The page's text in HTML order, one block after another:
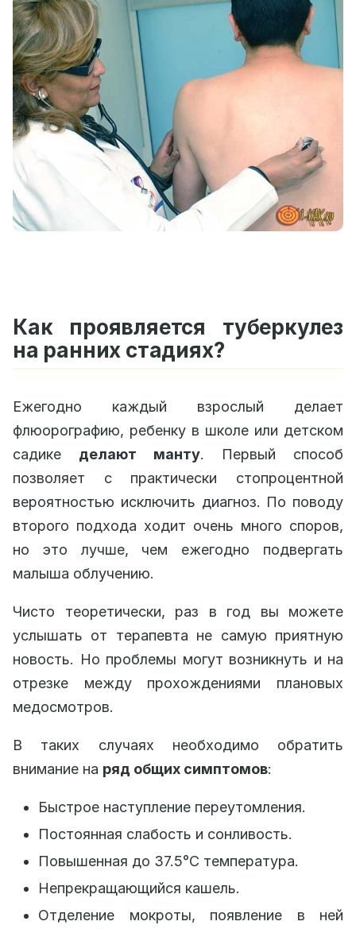
Как проявляется туберкулез
на ранних стадиях?
Ежегодно каждый взрослый делает
флюорографию, ребенку в школе или детском
садике делают манту. Первый способ
позволяет с практически стопроцентной
вероятностью исключить диагноз. По поводу
второго подхода ходит очень много споров,
но это лучше, чем ежегодно подвергать
малыша облучению.
Чисто теоретически, раз в год вы можете
услышать от терапевта не самую приятную
новость. Но проблемы могут возникнуть и на
отрезке между прохождениями плановых
медосмотров.
В таких случаях необходимо обратить
внимание на ряд общих симптомов:
Быстрое наступление переутомления.
Постоянная слабость и сонливость.
Повышенная до 37.5°С температура.
Непрекращающийся кашель.
Отделение мокроты, появление в ней